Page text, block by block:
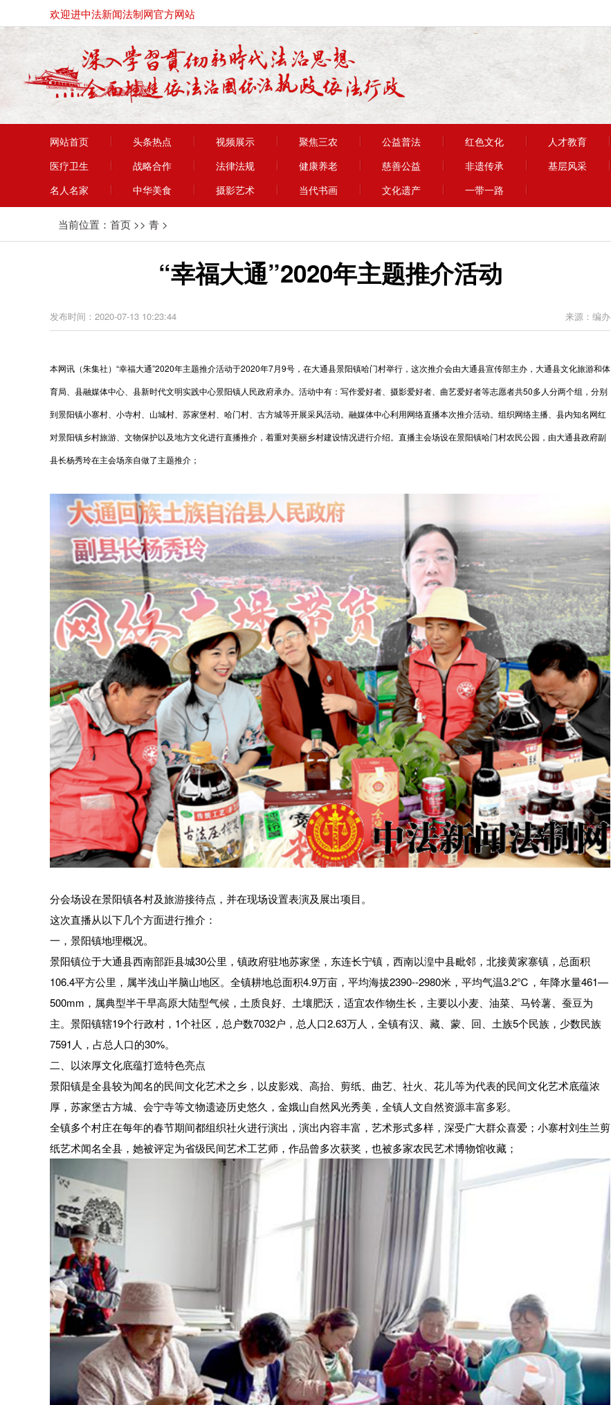
欢迎进中法新闻法制网官方网站
网站首页 头条热点 视频展示 聚焦三农 公益普法 红色文化 人才教育
医疗卫生
战略合作 法律法规 健康养老 慈善公益 非遗传承 基层风采
名人名家
中华美食 摄影艺术 当代书画 文化遗产 一带一路
当前位置： 首页 >> 青 >
“幸福大通”2020年主题推介活动
发布时间：2020-07-13 10:23:44 来源：编办
本网讯（朱集社）“幸福大通”2020年主题推介活动于2020年7月9号，在大通县景阳镇哈门村举行，这次推介会由大通县宣传部主办，大通县文化旅游和体
育局、县融媒体中心、县新时代文明实践中心景阳镇人民政府承办。活动中有：写作爱好者、摄影爱好者、曲艺爱好者等志愿者共50多人分两个组，分别
到景阳镇小寨村、小寺村、山城村、苏家堡村、哈门村、古方城等开展采风活动。融媒体中心利用网络直播本次推介活动。组织网络主播、县内知名网红
对景阳镇乡村旅游、文物保护以及地方文化进行直播推介，着重对美丽乡村建设情况进行介绍。直播主会场设在景阳镇哈门村农民公园，由大通县政府副
县长杨秀玲在主会场亲自做了主题推介；
分会场设在景阳镇各村及旅游接待点，并在现场设置表演及展出项目。
这次直播从以下几个方面进行推介：
一，景阳镇地理概况。
景阳镇位于大通县西南部距县城30公里，镇政府驻地苏家堡，东连长宁镇，西南以湟中县毗邻，北接黄家寨镇，总面积
106.4平方公里，属半浅山半脑山地区。全镇耕地总面积4.9万亩，平均海拔2390--2980米，平均气温3.2℃，年降水量461—
500mm，属典型半干早高原大陆型气候，土质良好、土壤肥沃，适宜农作物生长，主要以小麦、油菜、马铃薯、蚕豆为
主。景阳镇辖19个行政村，1个社区，总户数7032户，总人口2.63万人，全镇有汉、藏、蒙、回、土族5个民族，少数民族
7591人，占总人口的30%。
二、以浓厚文化底蕴打造特色亮点
景阳镇是全县较为闻名的民间文化艺术之乡，以皮影戏、高抬、剪纸、曲艺、社火、花儿等为代表的民间文化艺术底蕴浓
厚，苏家堡古方城、会宁寺等文物遗迹历史悠久，金娥山自然风光秀美，全镇人文自然资源丰富多彩。
全镇多个村庄在每年的春节期间都组织社火进行演出，演出内容丰富，艺术形式多样，深受广大群众喜爱；小寨村刘生兰剪
纸艺术闻名全县，她被评定为省级民间艺术工艺师，作品曾多次获奖，也被多家农民艺术博物馆收藏；